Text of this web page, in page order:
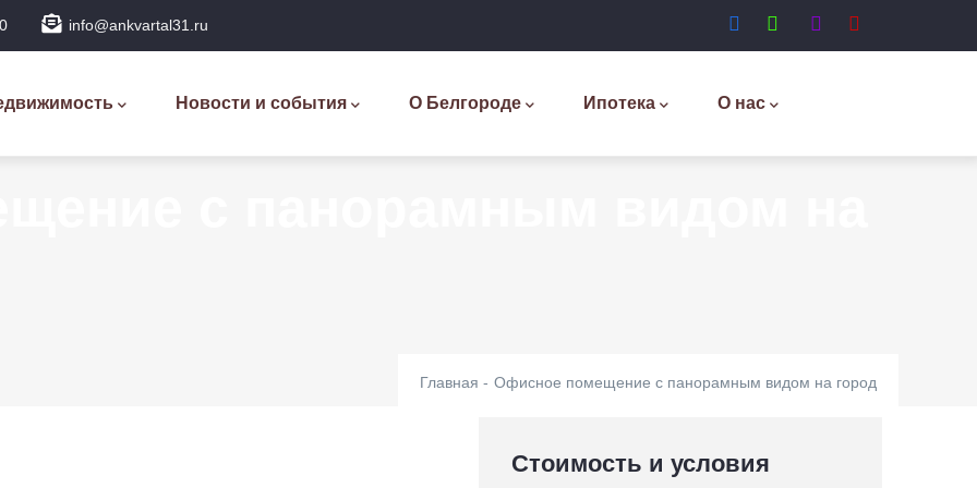
info@ankvartal31.ru
Новости и события О Белгороде Ипотека О нас
Главная - Офисное помещение с панорамным видом на город
Стоимость и условия